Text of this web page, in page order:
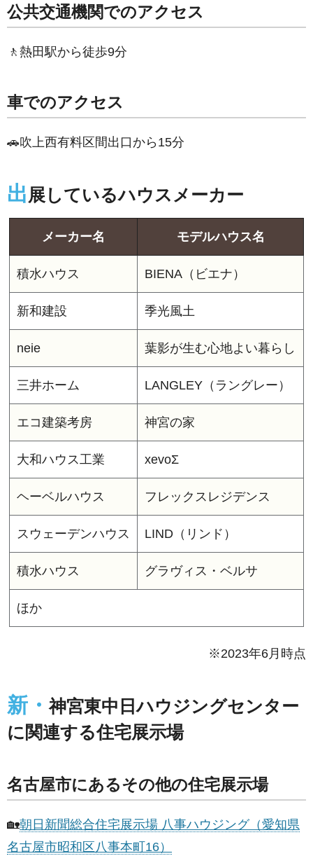
公共交通機関でのアクセス
🚶熱田駅から徒歩9分
車でのアクセス
🚗吹上西有料区間出口から15分
出展しているハウスメーカー
メーカー名 モデルハウス名
積水ハウス BIENA（ビエナ）
新和建設 季光風土
neie 葉影が生む心地よい暮らし
三井ホーム LANGLEY（ラングレー）
エコ建築考房 神宮の家
大和ハウス工業 xevoΣ
ヘーベルハウス フレックスレジデンス
スウェーデンハウス LIND（リンド）
積水ハウス グラヴィス・ベルサ
ほか
※2023年6月時点
新・神宮東中日ハウジングセンター
に関連する住宅展示場
名古屋市にあるその他の住宅展示場
🏡朝日新聞総合住宅展示場 八事ハウジング（愛知県
名古屋市昭和区八事本町16）